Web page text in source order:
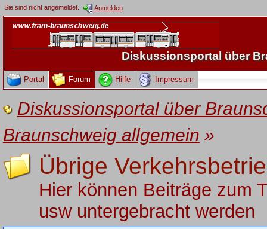
Sie sind nicht angemeldet. Anmelden
Diskussionsportal über
Portal Forum Hilfe Impressum
Diskussionsportal über
Braunschweig allgemein »
Übrige
Hier können Beiträge zum
usw untergebracht werden